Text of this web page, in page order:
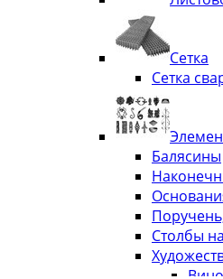
Сетка
Сетка
Балясины
Столбы